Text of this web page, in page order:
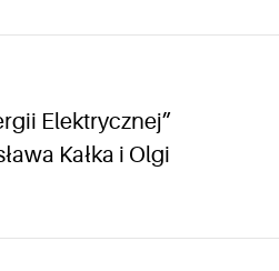
Elektrycznej”
Kałka i Olgi